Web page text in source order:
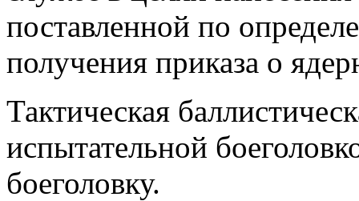
поставленной по
получения приказа о
Тактическая
испытательной
боеголовку.